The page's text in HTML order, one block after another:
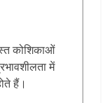
कोशिकाओं
में
हैं।